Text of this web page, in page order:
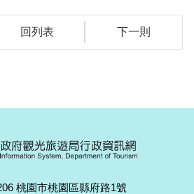
回列表 下一則
桃園市桃園區縣府路1號